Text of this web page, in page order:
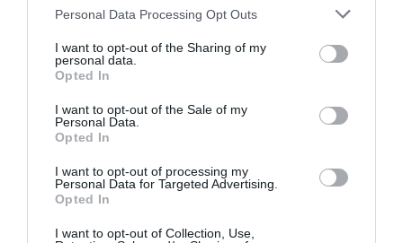
Personal Data Processing Opt Outs
I want to opt-out of the Sharing of my
personal data.
Opted In
I want to opt-out of the Sale of my
Personal Data.
Opted In
I want to opt-out of processing my
Personal Data for Targeted Advertising.
Opted In
I want to opt-out of Collection, Use,
ramas secas y dañadas y las ramas demasiado viejas, ya
esquejes, aprovechar los restos de poda. Puede ser
atacada por la araña roja, tratar con producto especifico.
GRADO DE DIFICULTAD BAJO.
Jazmín Chino-Jazmín de Primavera-Jazmín
Rosado-Jazmín Polyantha-Jasminium